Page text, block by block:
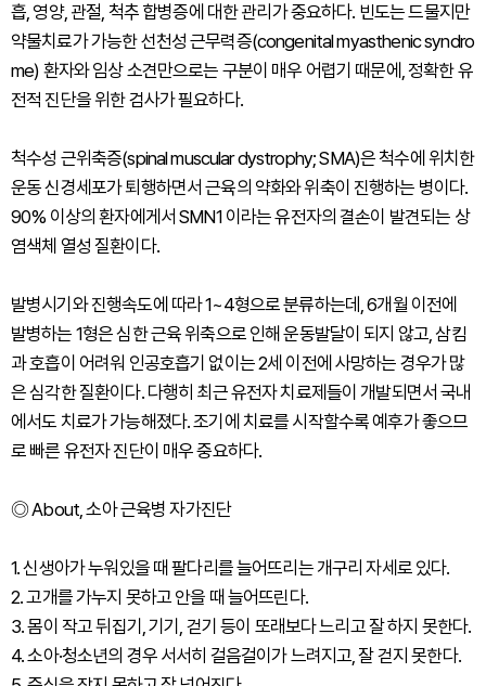
흡, 영양, 관절, 척추 합병증에 대한 관리가 중요하다. 빈도는 드물지만
약물치료가 가능한 선천성 근무력증(congenital myasthenic syndro
me) 환자와 임상 소견만으로는 구분이 매우 어렵기 때문에, 정확한 유
전적 진단을 위한 검사가 필요하다.
척수성 근위축증(spinal muscular dystrophy; SMA)은 척수에 위치한
운동 신경세포가 퇴행하면서 근육의 약화와 위축이 진행하는 병이다.
90% 이상의 환자에게서 SMN1 이라는 유전자의 결손이 발견되는 상
염색체 열성 질환이다.
발병시기와 진행속도에 따라 1~4형으로 분류하는데, 6개월 이전에
발병하는 1형은 심한 근육 위축으로 인해 운동발달이 되지 않고, 삼킴
과 호흡이 어려워 인공호흡기 없이는 2세 이전에 사망하는 경우가 많
은 심각한 질환이다. 다행히 최근 유전자 치료제들이 개발되면서 국내
에서도 치료가 가능해졌다. 조기에 치료를 시작할수록 예후가 좋으므
로 빠른 유전자 진단이 매우 중요하다.
◎ About, 소아 근육병 자가진단
1. 신생아가 누워있을 때 팔다리를 늘어뜨리는 개구리 자세로 있다.
2. 고개를 가누지 못하고 안을 때 늘어뜨린다.
3. 몸이 작고 뒤집기, 기기, 걷기 등이 또래보다 느리고 잘 하지 못한다.
4. 소아·청소년의 경우 서서히 걸음걸이가 느려지고, 잘 걷지 못한다.